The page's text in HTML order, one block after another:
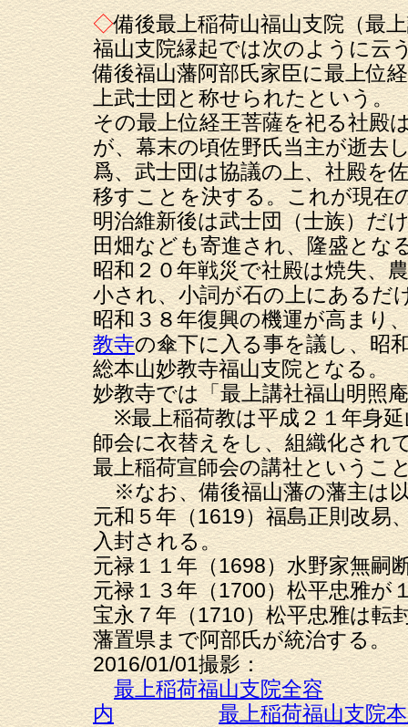
◇備後最上稲荷山福山支院（最
福山支院縁起では次のように云
備後福山藩阿部氏家臣に最上位
上武士団と称せられたという。
その最上位経王菩薩を祀る社殿
が、幕末の頃佐野氏当主が逝去
爲、武士団は協議の上、社殿を
移すことを決する。これが現在
明治維新後は武士団（士族）だ
田畑なども寄進され、隆盛とな
昭和２０年戦災で社殿は焼失、
小され、小詞が石の上にあるだ
昭和３８年復興の機運が高まり
教寺の傘下に入る事を議し、昭
総本山妙教寺福山支院となる。
妙教寺では「最上講社福山明照
※最上稲荷教は平成２１年身延
師会に衣替えをし、組織化され
最上稲荷宣師会の講社というこ
※なお、備後福山藩の藩主は
元和５年（1619）福島正則改易
入封される。
元禄１１年（1698）水野家無嗣
元禄１３年（1700）松平忠雅が
宝永７年（1710）松平忠雅は転
藩置県まで阿部氏が統治する。
2016/01/01撮影：
最上稲荷福山支院全容
内
最上稲荷福山支院